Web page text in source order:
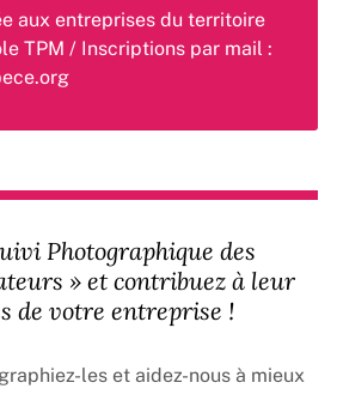
aux entreprises du territoire
TPM / Inscriptions par mail :
Photographique des
» et contribuez à leur
de votre entreprise !
les et aidez-nous à mieux